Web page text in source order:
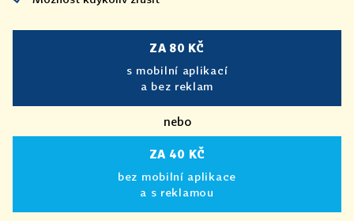
ZA 80 KČ
s mobilní aplikací
a bez reklam
nebo
ZA 40 KČ
bez mobilní aplikace
a s reklamou